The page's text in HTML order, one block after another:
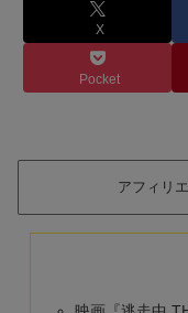
X
Pocket
アフィリ